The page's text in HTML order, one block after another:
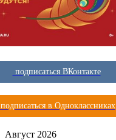
подписаться ВКонтакте
подписаться в Одноклассниках
Август 2026